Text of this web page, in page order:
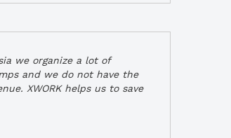
we organize a lot of
and we do not have the
XWORK helps us to save